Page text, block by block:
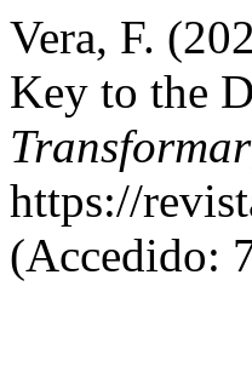
Vera, F.
Key to the
Transformar
https://
(Accedido: